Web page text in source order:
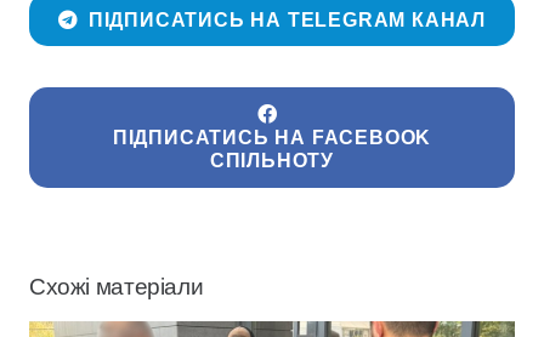
ПІДПИСАТИСЬ НА TELEGRAM КАНАЛ
ПІДПИСАТИСЬ НА FACEBOOK
СПІЛЬНОТУ
Схожі матеріали